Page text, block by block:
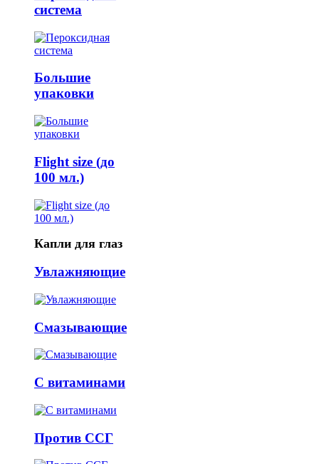
система
Большие
упаковки
Flight size (до
100 мл.)
Капли для глаз
Увлажняющие
Смазывающие
С витаминами
Против ССГ